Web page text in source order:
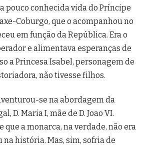
pouco conhecida vida do Príncipe
Coburgo, que o acompanhou no
em função da República. Era o
e alimentava esperanças de
a Princesa Isabel, personagem de
não tivesse filhos.
se na abordagem da
D. Maria I, mãe de D. Joao VI.
que a monarca, na verdade, não era
na história. Mas, sim, sofria de